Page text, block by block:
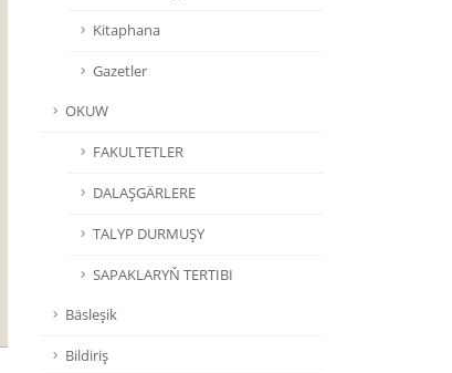
Kitaphana
Gazetler
OKUW
FAKULTETLER
DALAŞGÄRLERE
TALYP DURMUŞY
SAPAKLARYŇ TERTIBI
Bäsleşik
Bildiriş